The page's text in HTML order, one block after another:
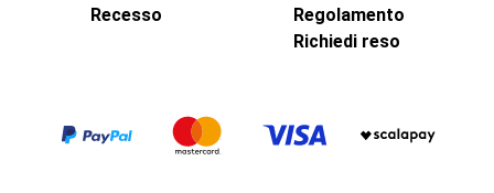
Recesso
Regolamento
Richiedi reso